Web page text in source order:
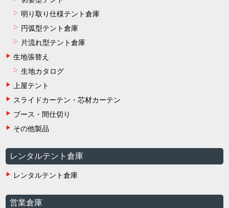
明り取り仕様テント倉庫
円弧型テント倉庫
片流れ型テント倉庫
生地張替え
生地カタログ
上屋テント
スライドカーテン・芯材カーテン
ブース・間仕切り
その他製品
レンタルテント倉庫
レンタルテント倉庫
営業倉庫